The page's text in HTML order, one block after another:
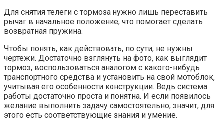
Для снятия телеги с тормоза нужно лишь переставить
рычаг в начальное положение, что помогает сделать
возвратная пружина.
Чтобы понять, как действовать, по сути, не нужны
чертежи. Достаточно взглянуть на фото, как выглядит
тормоз, воспользоваться аналогом с какого-нибудь
транспортного средства и установить на свой мотоблок,
учитывая его особенности конструкции. Ведь система
работы достаточно проста и понятна. И если появилось
желание выполнить задачу самостоятельно, значит, для
этого есть соответствующие знания и умение.